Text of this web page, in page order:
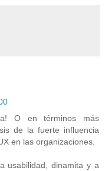
O en términos más
de la fuerte influencia
en las organizaciones.
usabilidad, dinamita y a